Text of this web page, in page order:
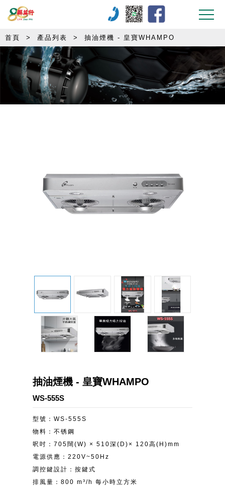
首頁 > 產品列表 > 抽油煙機 - 皇寶WHAMPO
抽油煙機 - 皇寶WHAMPO
WS-555S
型號：WS-555S
物料：不锈鋼
呎吋：705闊(W) × 510深(D)× 120高(H)mm
電源供應：220V~50Hz
調控鍵設計：按鍵式
排風量：800 m³/h 每小時立方米